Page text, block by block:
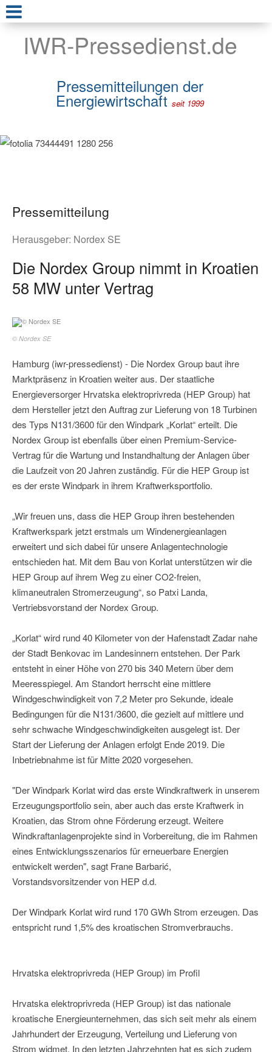
IWR-Pressedienst.de
Pressemitteilungen der
Energiewirtschaft seit 1999
Pressemitteilung
Herausgeber: Nordex SE
Die Nordex Group nimmt in Kroatien
58 MW unter Vertrag
© Nordex SE
Hamburg (iwr-pressedienst) - Die Nordex Group baut ihre
Marktpräsenz in Kroatien weiter aus. Der staatliche
Energieversorger Hrvatska elektroprivreda (HEP Group) hat
dem Hersteller jetzt den Auftrag zur Lieferung von 18 Turbinen
des Typs N131/3600 für den Windpark „Korlat“ erteilt. Die
Nordex Group ist ebenfalls über einen Premium-Service-
Vertrag für die Wartung und Instandhaltung der Anlagen über
die Laufzeit von 20 Jahren zuständig. Für die HEP Group ist
es der erste Windpark in ihrem Kraftwerksportfolio.
„Wir freuen uns, dass die HEP Group ihren bestehenden
Kraftwerkspark jetzt erstmals um Windenergieanlagen
erweitert und sich dabei für unsere Anlagentechnologie
entschieden hat. Mit dem Bau von Korlat unterstützen wir die
HEP Group auf ihrem Weg zu einer CO2-freien,
klimaneutralen Stromerzeugung“, so Patxi Landa,
Vertriebsvorstand der Nordex Group.
„Korlat“ wird rund 40 Kilometer von der Hafenstadt Zadar nahe
der Stadt Benkovac im Landesinnern entstehen. Der Park
entsteht in einer Höhe von 270 bis 340 Metern über dem
Meeresspiegel. Am Standort herrscht eine mittlere
Windgeschwindigkeit von 7,2 Meter pro Sekunde, ideale
Bedingungen für die N131/3600, die gezielt auf mittlere und
sehr schwache Windgeschwindigkeiten ausgelegt ist. Der
Start der Lieferung der Anlagen erfolgt Ende 2019. Die
Inbetriebnahme ist für Mitte 2020 vorgesehen.
"Der Windpark Korlat wird das erste Windkraftwerk in unserem
Erzeugungsportfolio sein, aber auch das erste Kraftwerk in
Kroatien, das Strom ohne Förderung erzeugt. Weitere
Windkraftanlagenprojekte sind in Vorbereitung, die im Rahmen
eines Entwicklungsszenarios für erneuerbare Energien
entwickelt werden", sagt Frane Barbarić,
Vorstandsvorsitzender von HEP d.d.
Der Windpark Korlat wird rund 170 GWh Strom erzeugen. Das
entspricht rund 1,5% des kroatischen Stromverbrauchs.
Hrvatska elektroprivreda (HEP Group) im Profil
Hrvatska elektroprivreda (HEP Group) ist das nationale
kroatische Energieunternehmen, das sich seit mehr als einem
Jahrhundert der Erzeugung, Verteilung und Lieferung von
Strom widmet. In den letzten Jahrzehnten hat es sich zudem